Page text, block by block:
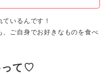
いるんです！
、ご自身でお好きなものを食べ
って♡